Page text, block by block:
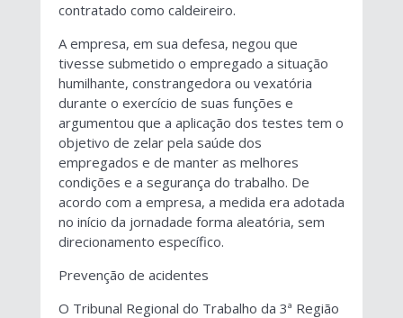
contratado como caldeireiro.
A empresa, em sua defesa, negou que
tivesse submetido o empregado a situação
humilhante, constrangedora ou vexatória
durante o exercício de suas funções e
argumentou que a aplicação dos testes tem o
objetivo de zelar pela saúde dos
empregados e de manter as melhores
condições e a segurança do trabalho. De
acordo com a empresa, a medida era adotada
no início da jornadade forma aleatória, sem
direcionamento específico.
Prevenção de acidentes
O Tribunal Regional do Trabalho da 3ª Região